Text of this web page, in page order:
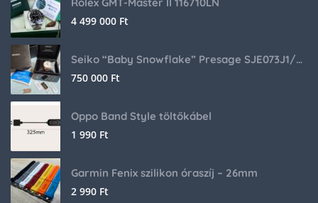
4 499 000 Ft
Seiko “Baby Snowflake” Presage SJE073J1/SARA015 Limited Edition
750 000 Ft
Oppo Band Style töltőkábel
1 990 Ft
Garmin Fenix szilikon óraszíj – 26mm
2 990 Ft